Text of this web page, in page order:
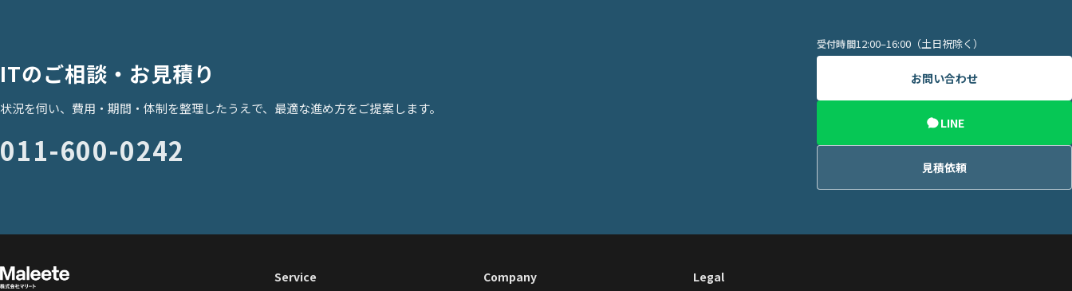
ITのご相談・お見積り
状況を伺い、費用・期間・体制を整理したうえで、最適な進め方をご提案します。
011-600-0242
受付時間12:00–16:00（土日祝除く）
お問い合わせ
LINE
見積依頼
Service Company Legal